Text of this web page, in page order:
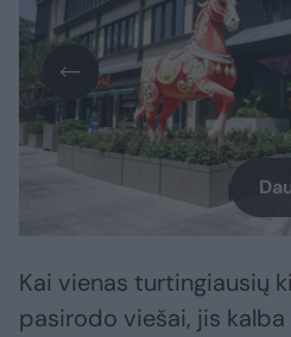
Kai vienas turtingiausių
pasirodo viešai, jis